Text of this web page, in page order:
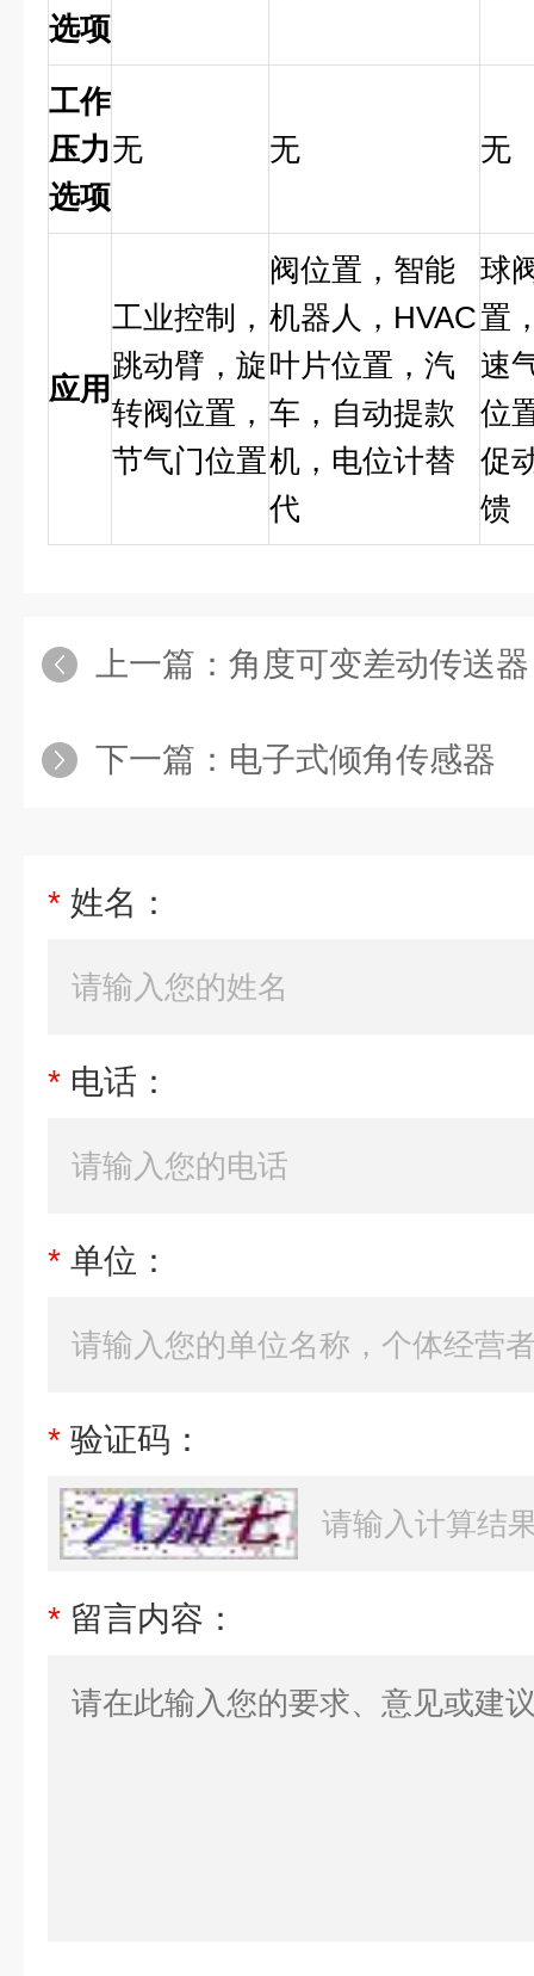
选项
工作
压力
选项
无 无 无
应用
工业控制，
跳动臂，旋
转阀位置，
节气门位置
阀位置，智能
机器人，HVAC
叶片位置，汽
车，自动提款
机，电位计替
代
球
置
速
位
促
馈
上一篇： 角度可变差动传送器
下一篇： 电子式倾角传感器
* 姓名：
* 电话：
* 单位：
* 验证码：
* 留言内容：